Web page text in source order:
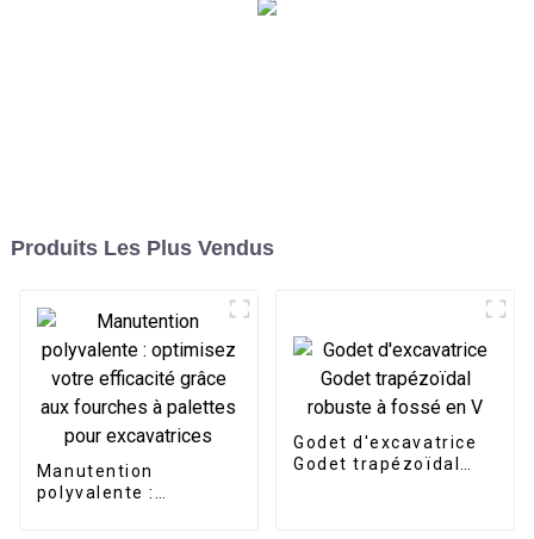
Produits Les Plus Vendus
Manutention
polyvalente :
Godet d'excavatrice
Godet trapézoïdal